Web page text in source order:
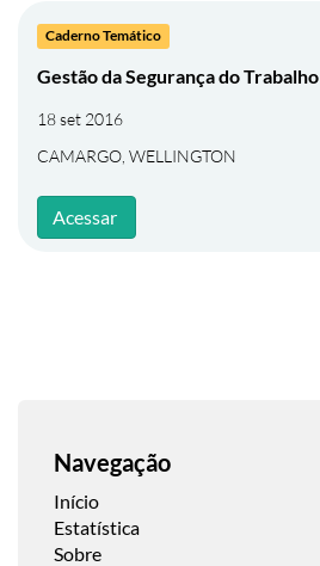
Caderno Temático
Gestão da Segurança do Trabalho
18 set 2016
CAMARGO, WELLINGTON
Acessar
Navegação
Início
Estatística
Sobre